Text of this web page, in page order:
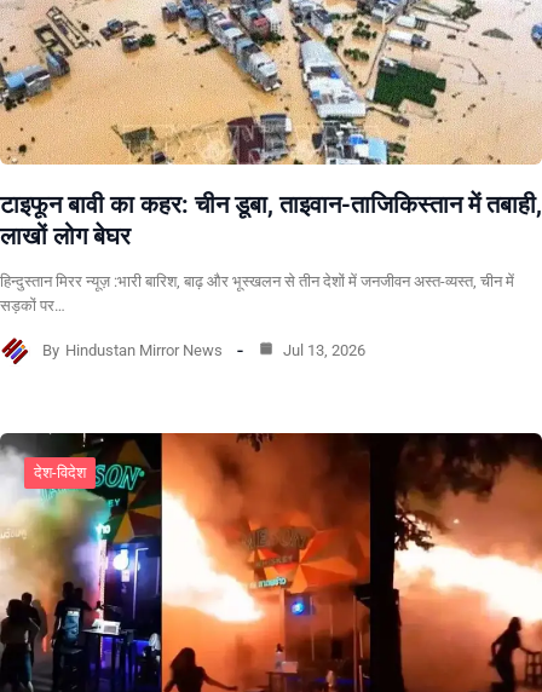
टाइफून बावी का कहर: चीन डूबा, ताइवान-ताजिकिस्तान में तबाही,
लाखों लोग बेघर
हिन्दुस्तान मिरर न्यूज़ :भारी बारिश, बाढ़ और भूस्खलन से तीन देशों में जनजीवन अस्त-व्यस्त, चीन में
सड़कों पर…
By Hindustan Mirror News Jul 13, 2026
देश-विदेश